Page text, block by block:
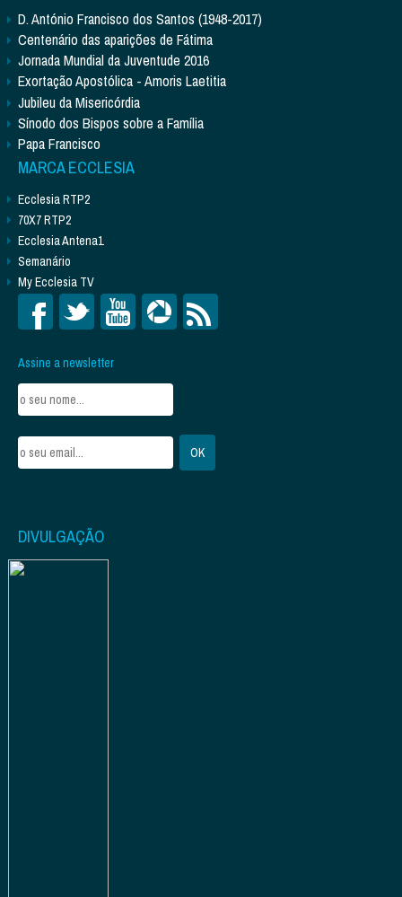
D. António Francisco dos Santos (1948-2017)
Centenário das aparições de Fátima
Jornada Mundial da Juventude 2016
Exortação Apostólica - Amoris Laetitia
Jubileu da Misericórdia
Sínodo dos Bispos sobre a Família
Papa Francisco
MARCA ECCLESIA
Ecclesia RTP2
70X7 RTP2
Ecclesia Antena1
Semanário
My Ecclesia TV
Assine a newsletter
DIVULGAÇÃO